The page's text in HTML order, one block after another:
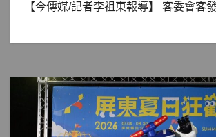
【今傳媒/記者李祖東報導】 客委會客